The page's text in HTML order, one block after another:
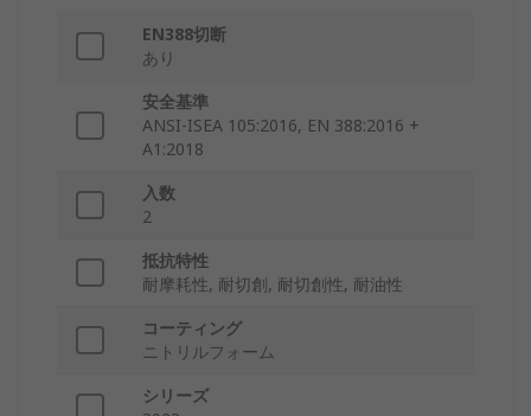
EN388切断
あり
安全基準
ANSI-ISEA 105:2016, EN 388:2016 +
A1:2018
入数
2
抵抗特性
耐摩耗性, 耐切創, 耐切創性, 耐油性
コーティング
ニトリルフォーム
シリーズ